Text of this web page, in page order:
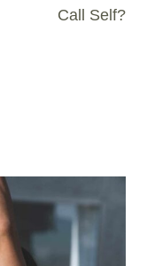
Call Self?